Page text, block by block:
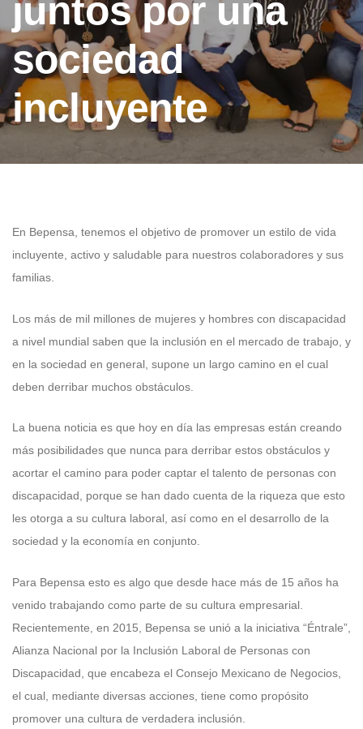
juntos por una
sociedad
incluyente
En Bepensa, tenemos el objetivo de promover un estilo de vida
incluyente, activo y saludable para nuestros colaboradores y sus
familias.
Los más de mil millones de mujeres y hombres con discapacidad
a nivel mundial saben que la inclusión en el mercado de trabajo, y
en la sociedad en general, supone un largo camino en el cual
deben derribar muchos obstáculos.
La buena noticia es que hoy en día las empresas están creando
más posibilidades que nunca para derribar estos obstáculos y
acortar el camino para poder captar el talento de personas con
discapacidad, porque se han dado cuenta de la riqueza que esto
les otorga a su cultura laboral, así como en el desarrollo de la
sociedad y la economía en conjunto.
Para Bepensa esto es algo que desde hace más de 15 años ha
venido trabajando como parte de su cultura empresarial.
Recientemente, en 2015, Bepensa se unió a la iniciativa “Éntrale”,
Alianza Nacional por la Inclusión Laboral de Personas con
Discapacidad, que encabeza el Consejo Mexicano de Negocios,
el cual, mediante diversas acciones, tiene como propósito
promover una cultura de verdadera inclusión.